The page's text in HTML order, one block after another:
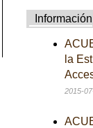
Información
la
2015-